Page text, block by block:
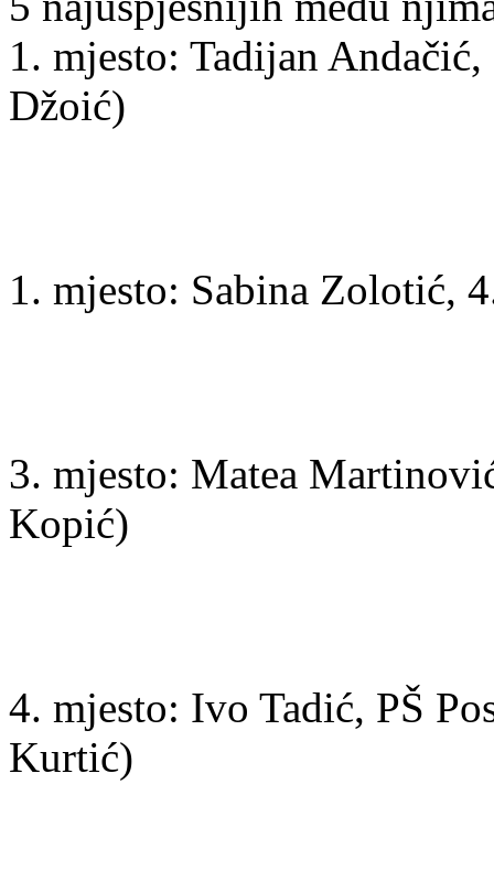
1. mjesto: Tadijan
Džoić)
1. mjesto: Sabina Zolotić,
3. mjesto: Matea
Kopić)
4. mjesto: Ivo Tadić, PŠ
Kurtić)